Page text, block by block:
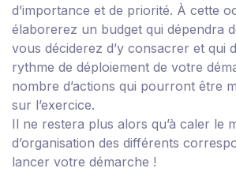
d’importance et de priorité. À cette
élaborerez un budget qui dépendra
vous déciderez d’y consacrer et qui
rythme de déploiement de votre
nombre d’actions qui pourront être
sur l’exercice.
Il ne restera plus alors qu’à caler le
d’organisation des différents
lancer votre démarche !